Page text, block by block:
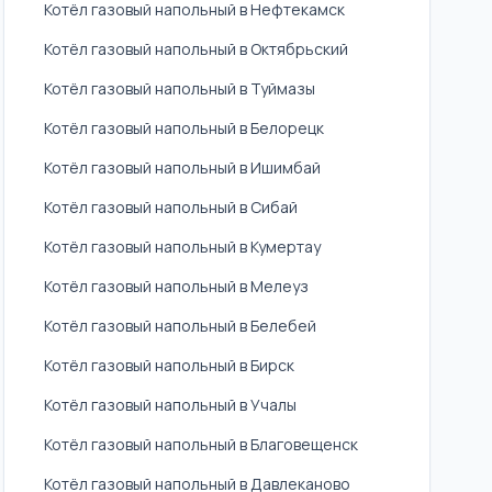
Котёл газовый напольный в Нефтекамск
Котёл газовый напольный в Октябрьский
Котёл газовый напольный в Туймазы
Котёл газовый напольный в Белорецк
Котёл газовый напольный в Ишимбай
Котёл газовый напольный в Сибай
Котёл газовый напольный в Кумертау
Котёл газовый напольный в Мелеуз
Котёл газовый напольный в Белебей
Котёл газовый напольный в Бирск
Котёл газовый напольный в Учалы
Котёл газовый напольный в Благовещенск
Котёл газовый напольный в Давлеканово